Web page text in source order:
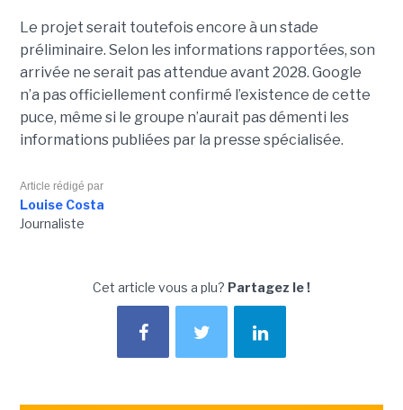
Le projet serait toutefois encore à un stade
préliminaire. Selon les informations rapportées, son
arrivée ne serait pas attendue avant 2028. Google
n’a pas officiellement confirmé l’existence de cette
puce, même si le groupe n’aurait pas démenti les
informations publiées par la presse spécialisée.
Article rédigé par
Louise Costa
Journaliste
Cet article vous a plu? Partagez le !